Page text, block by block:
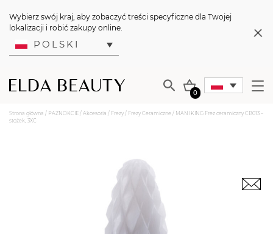
Wybierz swój kraj, aby zobaczyć treści specyficzne dla Twojej
lokalizacji i robić zakupy online.
POLSKI
0
Strona główna / PAZNOKCIE / Akcesoria / Frezy / Frezy Ceramiczne / MANI KING Frez ceramiczny CB013 –
stożek, 3XC